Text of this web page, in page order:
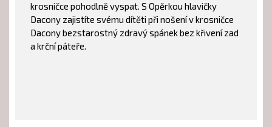
krosničce pohodlně vyspat. S Opěrkou hlavičky
Dacony zajistíte svému dítěti při nošení v krosničce
Dacony bezstarostný zdravý spánek bez křivení zad
a krční páteře.